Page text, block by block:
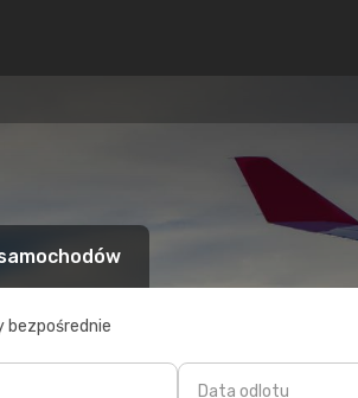
bezpośrednie
Data odlotu